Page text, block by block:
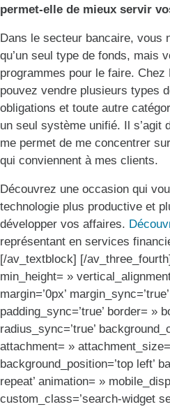
permet-elle de mieux servir
Dans le secteur bancaire, vous
qu’un seul type de fonds, mais
programmes pour le faire. Chez
pouvez vendre plusieurs types
obligations et toute autre
un seul système unifié. Il s’agit
me permet de me concentrer
qui conviennent à mes clients.
Découvrez une occasion qui
technologie plus productive et
développer vos affaires.
représentant en services
[/av_textblock] [/
min_height= »
margin=’0px’
padding_sync=’true’ border= »
radius_sync=’true’
attachment= »
background_position=’top left’
repeat’ animation= »
custom_class=’search-widget